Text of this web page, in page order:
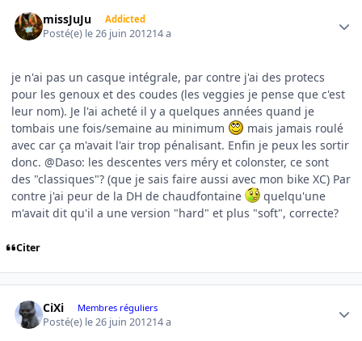
missJuJu Addicted
Posté(e) le 26 juin 201214 a
je n'ai pas un casque intégrale, par contre j'ai des protecs
pour les genoux et des coudes (les veggies je pense que c'est
leur nom). Je l'ai acheté il y a quelques années quand je
tombais une fois/semaine au minimum
mais jamais roulé
avec car ça m'avait l'air trop pénalisant. Enfin je peux les sortir
donc. @Daso: les descentes vers méry et colonster, ce sont
des "classiques"? (que je sais faire aussi avec mon bike XC) Par
contre j'ai peur de la DH de chaudfontaine
quelqu'une
m'avait dit qu'il a une version "hard" et plus "soft", correcte?
Citer
CiXi Membres réguliers
Posté(e) le 26 juin 201214 a